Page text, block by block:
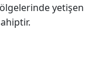
yetişen